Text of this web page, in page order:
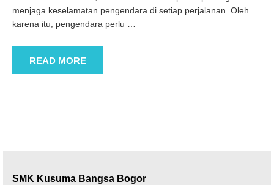
menjaga keselamatan pengendara di setiap perjalanan. Oleh
karena itu, pengendara perlu …
READ MORE
SMK Kusuma Bangsa Bogor